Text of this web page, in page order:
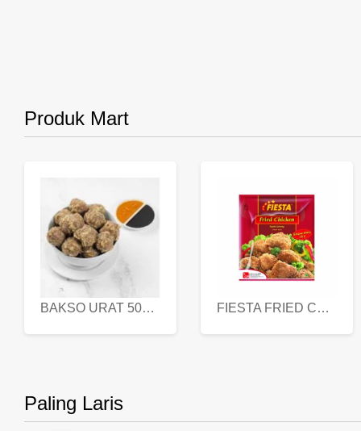
Produk Mart
BAKSO URAT 500 GR FIESTA FRIED CHICKEN 500 GR
Paling Laris